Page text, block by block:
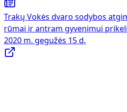
Trakų Vokės dvaro sodybos
rūmai ir antram gyvenimui
2020 m. gegužės 15 d.